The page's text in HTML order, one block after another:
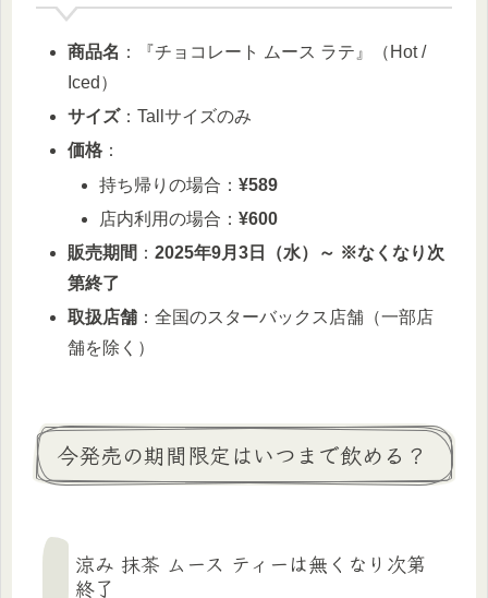
商品名 ：『チョコレート ムース ラテ』（Hot /
Iced）
サイズ：Tallサイズのみ
価格 ：
持ち帰りの場合：¥589
店内利用の場合：¥600
販売期間 ：2025年9月3日（水）～ ※なくなり次
第終了
取扱店舗 ：全国のスターバックス店舗（一部店
舗を除く）
今発売の期間限定はいつまで飲める？
涼み 抹茶 ムース ティーは無くなり次第
終了